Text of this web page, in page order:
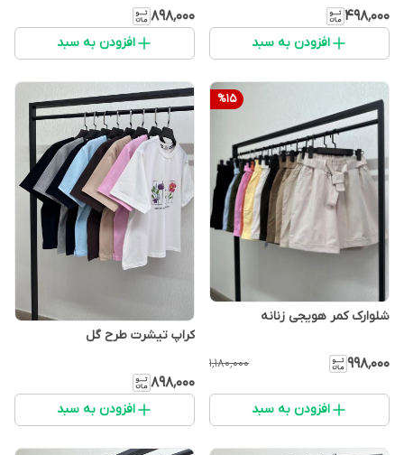
۴۹۸٬۰۰۰
افزودن به سبد
۸۹۸٬۰۰۰
افزودن به سبد
%15
شلوارک کمر هویجی زنانه
۹۹۸٬۰۰۰ ۱٬۱۸۰٬۰۰۰
افزودن به سبد
کراپ تیشرت طرح گل
۸۹۸٬۰۰۰
افزودن به سبد